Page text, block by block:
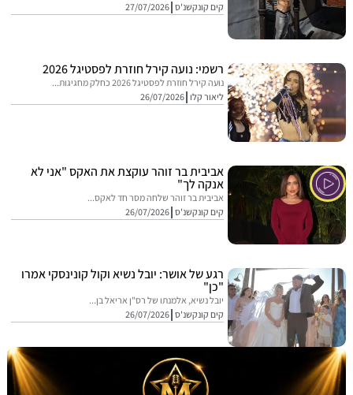
קים קונקשנ'ס 27/07/2026
רשמי: נועה קירל חוזרת לפסטיגל 2026
נועה קירל חוזרת לפסטיגל 2026 כחלק מחגיגות...
ליאור קלו 26/07/2026
אביבית בר זוהר עוקצת את האקס "אני לא
אנקה לך"
אביבית בר זוהר שלחה מסר חד לאקס...
קים קונקשנ'ס 26/07/2026
רגע של אושר: יובל נשיא וקול קונינסקי אמרו
"כן"
יובל נשיא, אלמנתו של רס"ן אריאל בן...
קים קונקשנ'ס 26/07/2026